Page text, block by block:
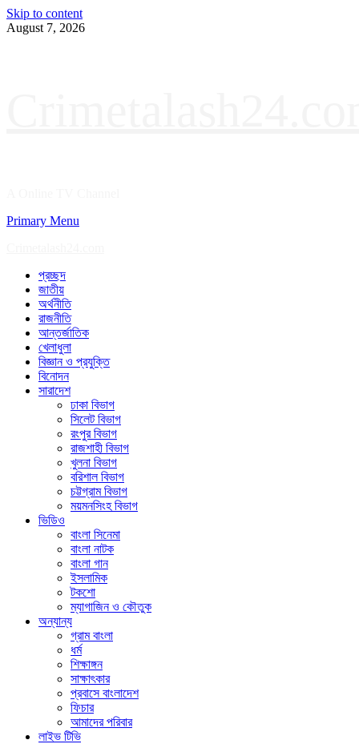
Skip to content
August 7, 2026
Primary Menu
প্রচ্ছদ
জাতীয়
অর্থনীতি
রাজনীতি
আন্তর্জাতিক
খেলাধুলা
বিজ্ঞান ও প্রযুক্তি
বিনোদন
সারাদেশ
ঢাকা বিভাগ
সিলেট বিভাগ
রংপুর বিভাগ
রাজশাহী বিভাগ
খুলনা বিভাগ
বরিশাল বিভাগ
চট্টগ্রাম বিভাগ
ময়মনসিংহ বিভাগ
ভিডিও
বাংলা সিনেমা
বাংলা নাটক
বাংলা গান
ইসলামিক
টকশো
ম্যাগাজিন ও কৌতুক
অন্যান্য
গ্রাম বাংলা
ধর্ম
শিক্ষাঙ্গন
সাক্ষাৎকার
প্রবাসে বাংলাদেশ
ফিচার
আমাদের পরিবার
লাইভ টিভি